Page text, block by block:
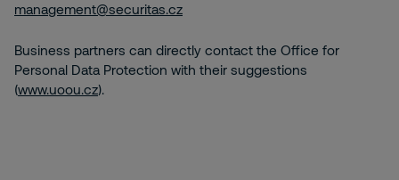
management@securitas.cz
Business partners can directly contact the Office for
Personal Data Protection with their suggestions
(www.uoou.cz).